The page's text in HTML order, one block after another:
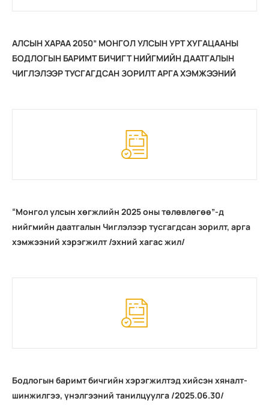
АЛСЫН ХАРАА 2050” МОНГОЛ УЛСЫН УРТ ХУГАЦААНЫ
БОДЛОГЫН БАРИМТ БИЧИГТ НИЙГМИЙН ДААТГАЛЫН
ЧИГЛЭЛЭЭР ТУСГАГДСАН ЗОРИЛТ АРГА ХЭМЖЭЭНИЙ
“Монгол улсын хөгжлийн 2025 оны төлөвлөгөө”-д
нийгмийн даатгалын Чиглэлээр тусгагдсан зорилт, арга
хэмжээний хэрэгжилт /эхний хагас жил/
Бодлогын баримт бичгийн хэрэгжилтэд хийсэн хяналт-
шинжилгээ, үнэлгээний танилцуулга /2025.06.30/